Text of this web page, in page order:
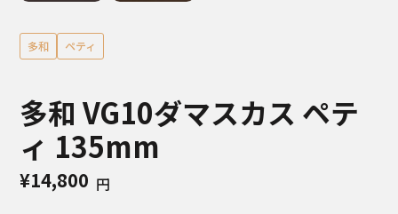
多和 ペティ
多和 VG10ダマスカス ペテ
ィ 135mm
¥14,800 円